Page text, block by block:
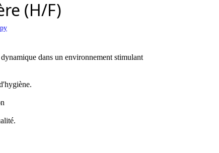
(H/F)
dans un environnement stimulant